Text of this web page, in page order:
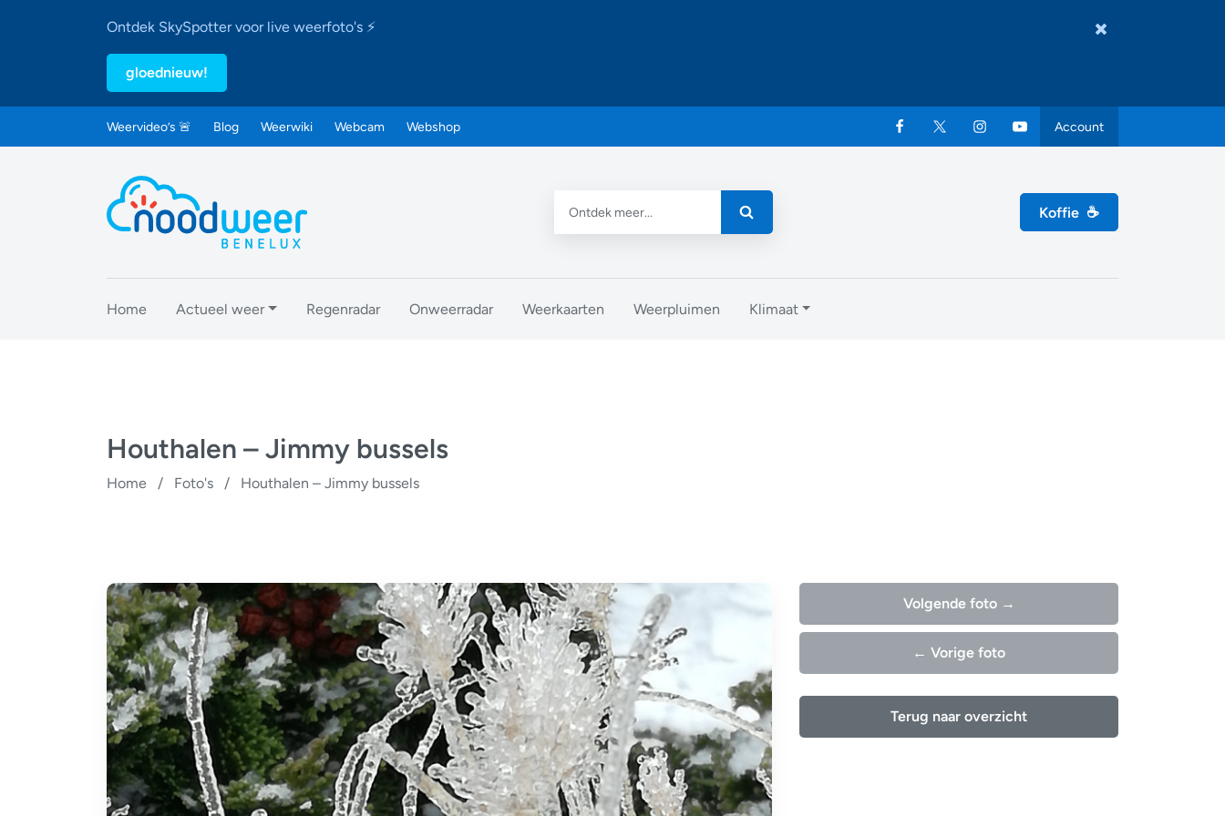
Ontdek SkySpotter voor live weerfoto's ⚡
gloednieuw!
Weervideo’s 🚨 Blog Weerwiki Webcam Webshop Account
Koffie ☕
Home Actueel weer Regenradar Onweerradar Weerkaarten Weerpluimen Klimaat
Houthalen – Jimmy bussels
Home / Foto's / Houthalen – Jimmy bussels
Volgende foto →
← Vorige foto
Terug naar overzicht